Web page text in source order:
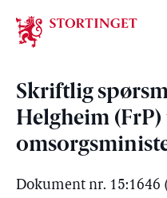
Stortinget.no
Skriftlig
Helgheim (FrP)
Dokument nr. 15:1646